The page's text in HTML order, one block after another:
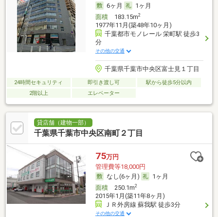
6ヶ月
1ヶ月
面積183.15m2
1977年11月(築48年10ヶ月)
千葉都市モノレール 栄町駅 徒歩3
分
その他の交通
千葉県千葉市中央区富士見１丁目
24時間セキュリティ 即引き渡し可
駅から徒歩5分以内
2階以上
エレベーター
貸店舗（建物一部）
千葉県千葉市中央区南町２丁目
75万円
管理費等18,000円
なし(6ヶ月)
1ヶ月
面積250.1m2
2015年1月(築11年8ヶ月)
ＪＲ外房線 蘇我駅 徒歩3分
その他の交通